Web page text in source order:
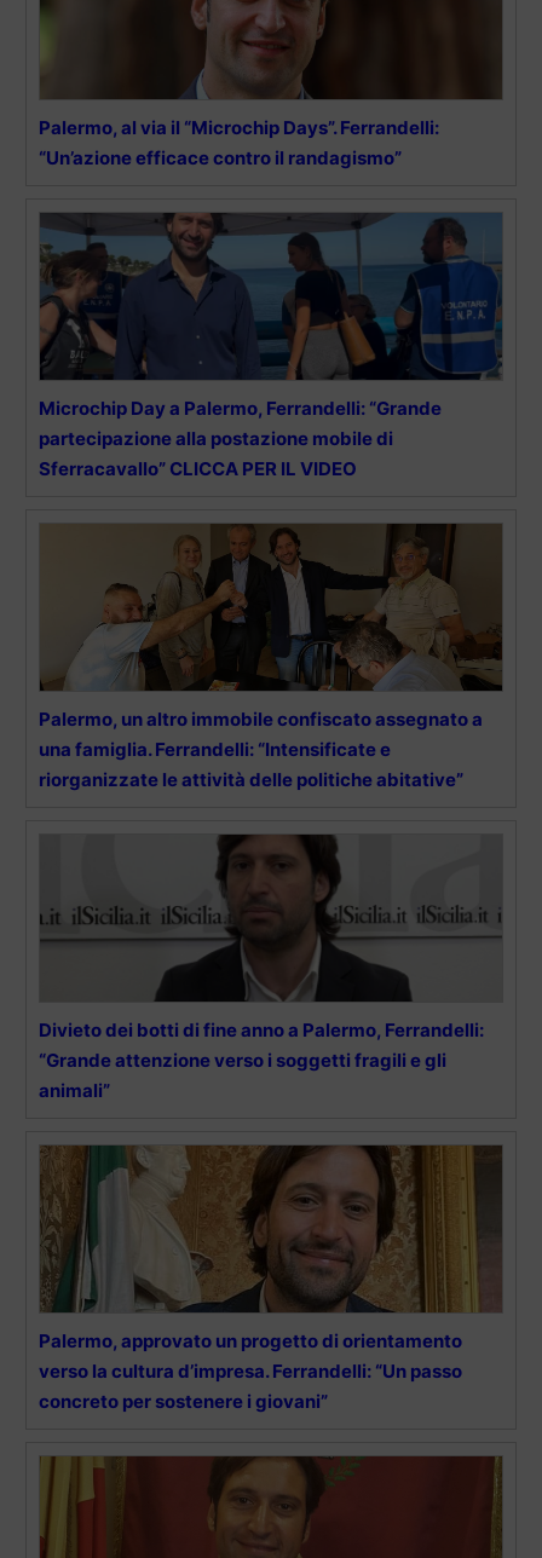
Palermo, al via il “Microchip Days”. Ferrandelli:
“Un’azione efficace contro il randagismo”
Microchip Day a Palermo, Ferrandelli: “Grande
partecipazione alla postazione mobile di
Sferracavallo” CLICCA PER IL VIDEO
Palermo, un altro immobile confiscato assegnato a
una famiglia. Ferrandelli: “Intensificate e
riorganizzate le attività delle politiche abitative”
Divieto dei botti di fine anno a Palermo, Ferrandelli:
“Grande attenzione verso i soggetti fragili e gli
animali”
Palermo, approvato un progetto di orientamento
verso la cultura d’impresa. Ferrandelli: “Un passo
concreto per sostenere i giovani”